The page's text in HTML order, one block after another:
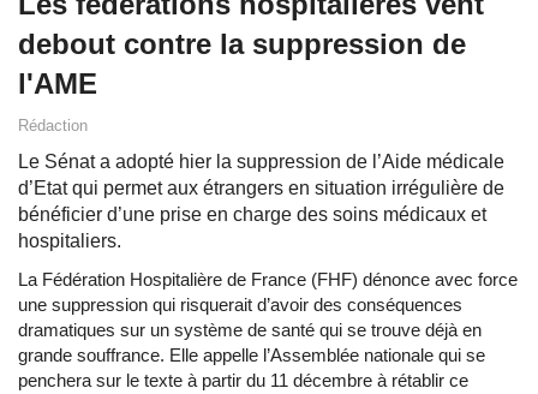
debout contre la suppression de
l'AME
Rédaction
Le Sénat a adopté hier la suppression de l’Aide médicale
d’Etat qui permet aux étrangers en situation irrégulière de
bénéficier d’une prise en charge des soins médicaux et
hospitaliers.
La Fédération Hospitalière de France (FHF) dénonce avec force
une suppression qui risquerait d’avoir des conséquences
dramatiques sur un système de santé qui se trouve déjà en
grande souffrance. Elle appelle l’Assemblée nationale qui se
penchera sur le texte à partir du 11 décembre à rétablir ce